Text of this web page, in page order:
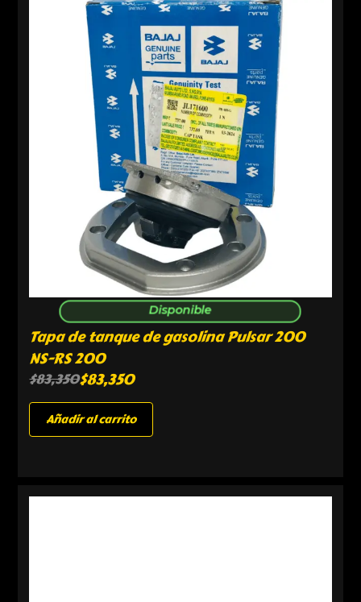
Disponible
Tapa de tanque de gasolina Pulsar 200
NS-RS 200
$83,350$83,350
Añadir al carrito